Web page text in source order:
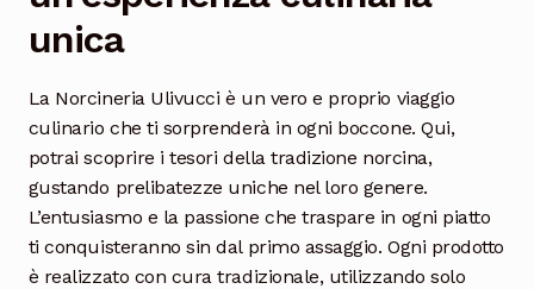
unica
La Norcineria Ulivucci è un vero e proprio viaggio
culinario che ti sorprenderà in ogni boccone. Qui,
potrai scoprire i tesori della tradizione norcina,
gustando prelibatezze uniche nel loro genere.
L’entusiasmo e la passione che traspare in ogni piatto
ti conquisteranno sin dal primo assaggio. Ogni prodotto
è realizzato con cura tradizionale, utilizzando solo